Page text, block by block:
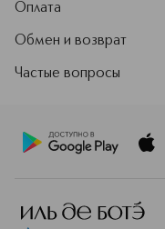
Оплата
Обмен и возврат
Частые вопросы